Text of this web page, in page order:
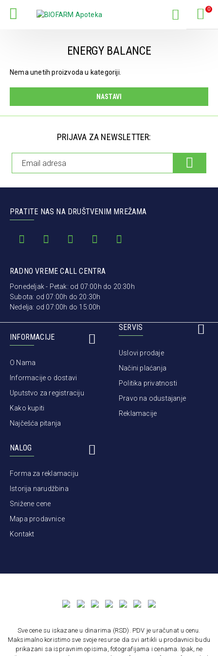
0
ENERGY BALANCE
Nema unetih proizvoda u kategoriji.
NASTAVI
PRIJAVA ZA NEWSLETTER:
PRATITE NAS NA DRUŠTVENIM MREŽAMA
RADNO VREME CALL CENTRA
Ponedeljak - Petak: od 07:00h do 20:30h
Subota: od 07:00h do 20:30h
Nedelja: od 07:00h do 15:00h
INFORMACIJE
O Nama
Informacije o dostavi
Uputstvo za registraciju
Kako kupiti
Najčešća pitanja
SERVIS
Uslovi prodaje
Načini plaćanja
Politika privatnosti
Pravo na odustajanje
Reklamacije
NALOG
Forma za reklamaciju
Istorija narudžbina
Snižene cene
Mapa prodavnice
Kontakt
Sve cene su iskazane u dinarima (RSD). PDV je uračunat u cenu.
Maksimalno koristimo sve svoje resurse da svi artikli u prodavnici budu
prikazani sa ispravnim opisima, fotografijama i cenama. Ipak, ne